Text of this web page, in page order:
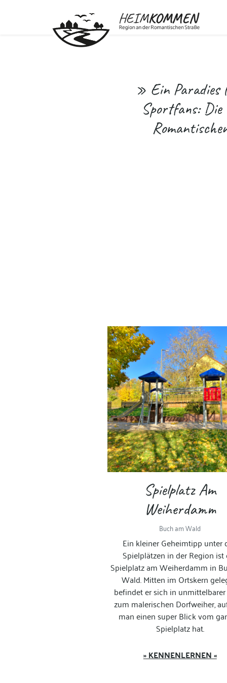
» Ein Paradies
Sportfans: Die
Spielplatz Am
Weiherdamm
Buch am Wald
Ein kleiner Geheimtipp unter
Spielplätzen in der Region ist
Spielplatz am Weiherdamm in
Wald. Mitten im Ortskern
befindet er sich in
zum malerischen Dorfweiher,
man einen super Blick vom
Spielplatz hat.
» KENNENLERNEN «